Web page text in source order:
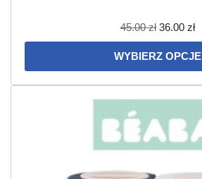
45.00zł 36.00 zł
WYBIERZ OPCJE